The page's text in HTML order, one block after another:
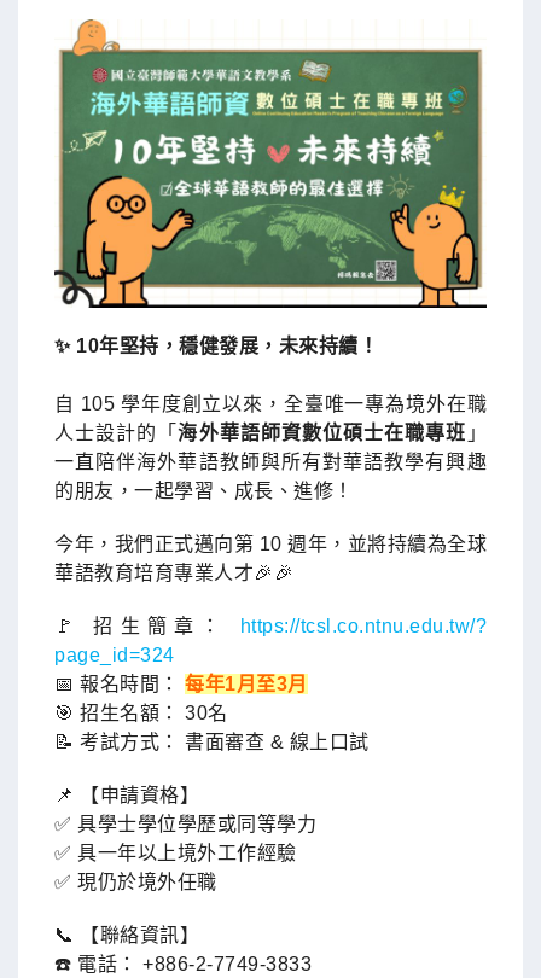
✨ 10年堅持，穩健發展，未來持續！
自 105 學年度創立以來，全臺唯一專為境外在職
人士設計的「海外華語師資數位碩士在職專班 」
一直陪伴海外華語教師與所有對華語教學有興趣
的朋友，一起學習、成長、進修！
今年，我們正式邁向第 10 週年，並將持續為全球
華語教育培育專業人才🎉🎉
🚩 招生簡章：
https://tcsl.co.ntnu.edu.tw/?
page_id=324
📅 報名時間： 每年1月至3月
🎯 招生名額： 30名
📝 考試方式： 書面審查 & 線上口試
📌 【申請資格】
✅ 具學士學位學歷或同等學力
✅ 具一年以上境外工作經驗
✅ 現仍於境外任職
📞 【聯絡資訊】
☎️ 電話： +886-2-7749-3833